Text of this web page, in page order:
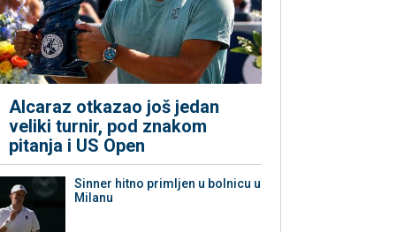
Alcaraz otkazao još jedan
veliki turnir, pod znakom
pitanja i US Open
Sinner hitno primljen u bolnicu u
Milanu